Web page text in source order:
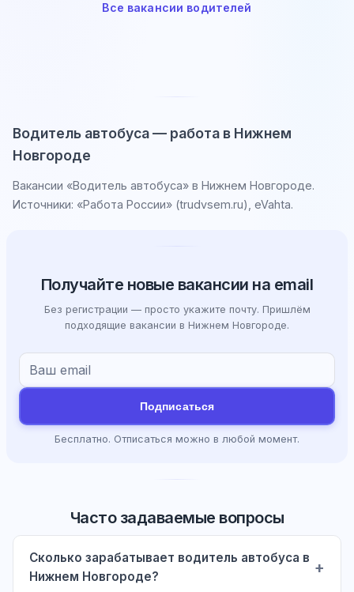
Все вакансии водителей
Водитель автобуса — работа в Нижнем
Новгороде
Вакансии «Водитель автобуса» в Нижнем Новгороде.
Источники: «Работа России» (trudvsem.ru), eVahta.
Получайте новые вакансии на email
Без регистрации — просто укажите почту. Пришлём
подходящие вакансии в Нижнем Новгороде.
Подписаться
Бесплатно. Отписаться можно в любой момент.
Часто задаваемые вопросы
Сколько зарабатывает водитель автобуса в
Нижнем Новгороде?